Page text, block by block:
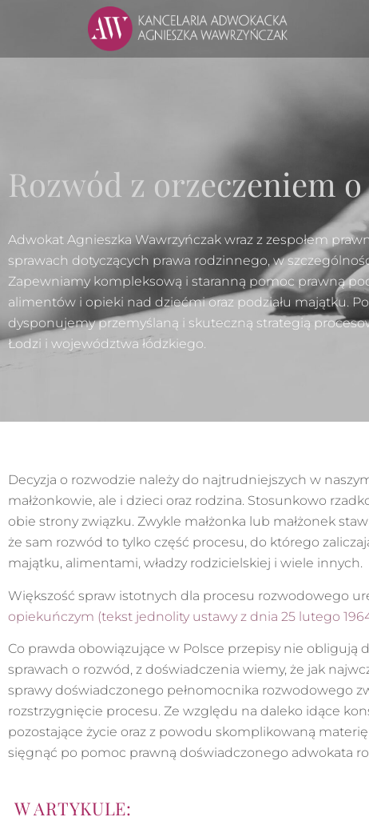
Rozwód z orzeczeniem
Adwokat Agnieszka Wawrzyńczak wraz z zespołem
sprawach dotyczących prawa rodzinnego, w
Zapewniamy kompleksową i staranną pomoc prawną
alimentów i opieki nad dziećmi oraz podziału majątku.
dysponujemy przemyślaną i skuteczną strategią
Łodzi i województwa łódzkiego.
Decyzja o rozwodzie należy do najtrudniejszych w
małżonkowie, ale i dzieci oraz rodzina. Stosunkowo
obie strony związku. Zwykle małżonka lub małżonek
że sam rozwód to tylko część procesu, do którego
majątku, alimentami, władzy rodzicielskiej i wiele innych.
Większość spraw istotnych dla procesu rozwodowego
opiekuńczym (tekst jednolity ustawy z dnia 25 lutego
Co prawda obowiązujące w Polsce przepisy nie obligują
sprawach o rozwód, z doświadczenia wiemy, że jak
sprawy doświadczonego pełnomocnika rozwodowego
rozstrzygnięcie procesu. Ze względu na daleko idące
pozostające życie oraz z powodu skomplikowaną
sięgnąć po pomoc prawną doświadczonego adwokata
W ARTYKULE: